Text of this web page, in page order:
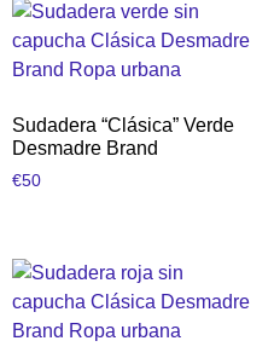
Sudadera “Clásica” Verde
Desmadre Brand
€50